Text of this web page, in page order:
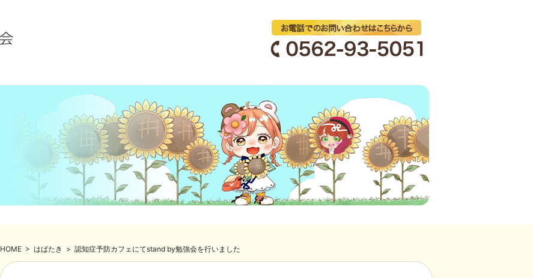
HOME > はばたき > 認知症予防カフェにてstand by勉強会を行いました